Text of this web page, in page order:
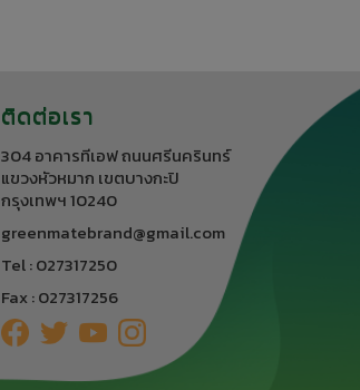
ติดต่อเรา
304 อาคารทีเอฟ ถนนศรีนครินทร์
แขวงหัวหมาก เขตบางกะปิ
กรุงเทพฯ 10240
greenmatebrand@gmail.com
Tel : 027317250
Fax : 027317256